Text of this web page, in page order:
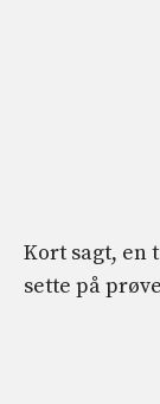
Kort sagt, en
sette på